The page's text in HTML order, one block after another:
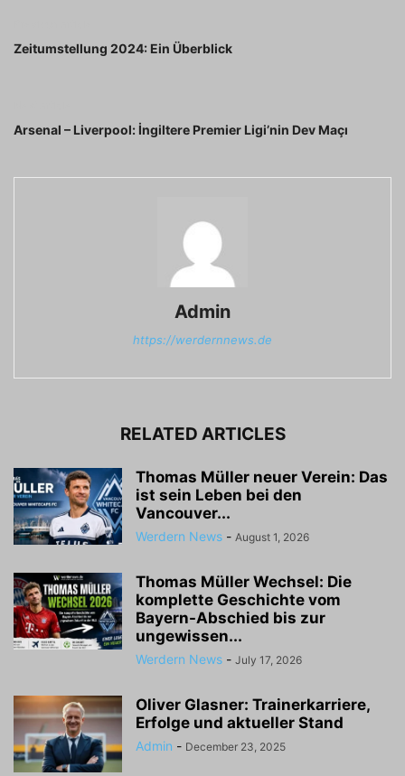
Zeitumstellung 2024: Ein Überblick
Arsenal – Liverpool: İngiltere Premier Ligi’nin Dev Maçı
Admin
https://werdernnews.de
RELATED ARTICLES
Thomas Müller neuer Verein: Das
ist sein Leben bei den
Vancouver...
Werdern News - August 1, 2026
Thomas Müller Wechsel: Die
komplette Geschichte vom
Bayern-Abschied bis zur
ungewissen...
Werdern News - July 17, 2026
Oliver Glasner: Trainerkarriere,
Erfolge und aktueller Stand
Admin - December 23, 2025